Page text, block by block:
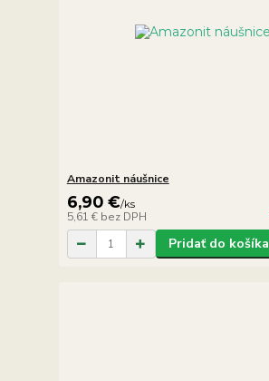
Amazonit náušnice
6,90 €/ks
5,61 € bez DPH
Pridať do košíka